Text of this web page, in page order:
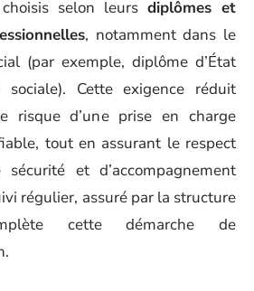
selon leurs diplômes et
, notamment dans le
(par exemple, diplôme d’État
sociale). Cette exigence réduit
risque d’une prise en charge
tout en assurant le respect
et d’accompagnement
régulier, assuré par la structure
cette démarche de